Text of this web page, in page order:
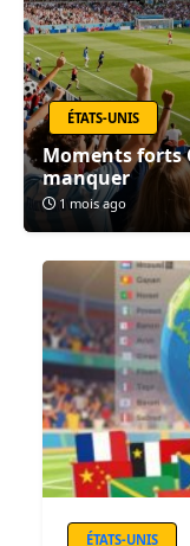
ÉTATS-UNIS
Moments forts
manquer
1 mois ago
ÉTATS-UNIS